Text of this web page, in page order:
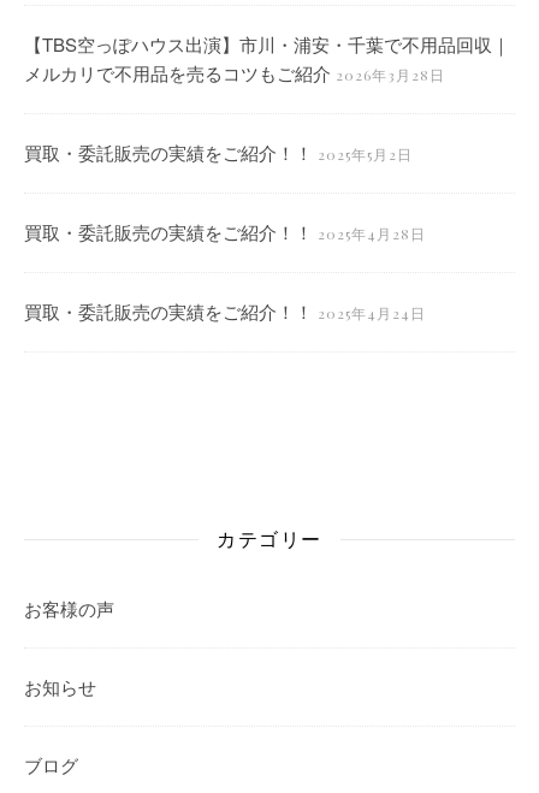
【TBS空っぽハウス出演】市川・浦安・千葉で不用品回収｜
メルカリで不用品を売るコツもご紹介 2026年3月28日
買取・委託販売の実績をご紹介！！ 2025年5月2日
買取・委託販売の実績をご紹介！！ 2025年4月28日
買取・委託販売の実績をご紹介！！ 2025年4月24日
カテゴリー
お客様の声
お知らせ
ブログ